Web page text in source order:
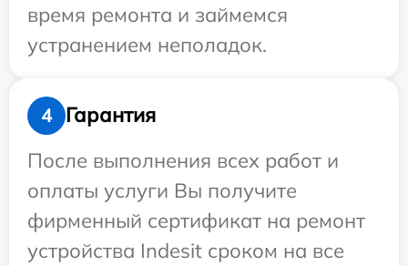
время ремонта и займемся
устранением неполадок.
4
Гарантия
После выполнения всех работ и
оплаты услуги Вы получите
фирменный сертификат на ремонт
устройства Indesit сроком на все